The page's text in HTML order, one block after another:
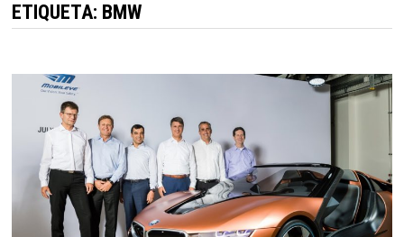
ETIQUETA: BMW